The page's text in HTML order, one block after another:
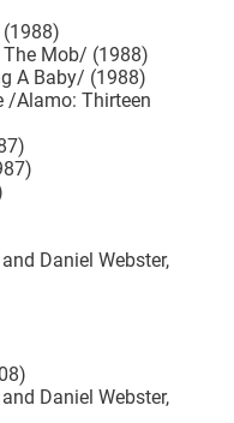
Mob/ (1988)
A Baby/ (1988)
/Alamo: Thirteen
Daniel Webster,
Daniel Webster,